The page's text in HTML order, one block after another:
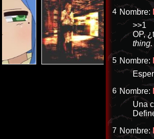
4 Nombre:
>>1
OP,
thing.
5 Nombre:
6 Nombre:
Una
7 Nombre: